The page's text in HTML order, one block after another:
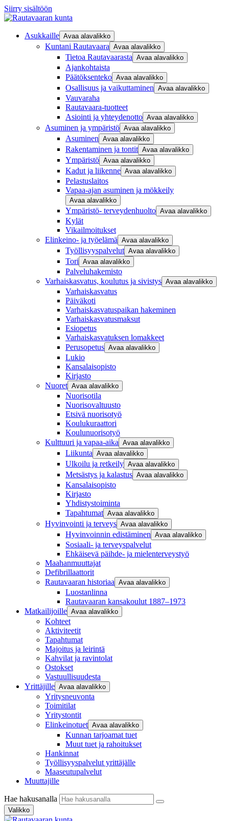
Siirry sisältöön
Asukkaille Avaa alavalikko
Kuntani Rautavaara Avaa alavalikko
Tietoa Rautavaarasta Avaa alavalikko
Ajankohtaista
Päätöksenteko Avaa alavalikko
Osallisuus ja vaikuttaminen Avaa alavalikko
Vauvaraha
Rautavaara-tuotteet
Asiointi ja yhteydenotto Avaa alavalikko
Asuminen ja ympäristö Avaa alavalikko
Asuminen Avaa alavalikko
Rakentaminen ja tontit Avaa alavalikko
Ympäristö Avaa alavalikko
Kadut ja liikenne Avaa alavalikko
Pelastuslaitos
Vapaa-ajan asuminen ja mökkeily
Avaa alavalikko
Ympäristö- terveydenhuolto Avaa alavalikko
Kylät
Vikailmoitukset
Elinkeino- ja työelämä Avaa alavalikko
Työllisyyspalvelut Avaa alavalikko
Tori Avaa alavalikko
Palveluhakemisto
Varhaiskasvatus, koulutus ja sivistys Avaa alavalikko
Varhaiskasvatus
Päiväkoti
Varhaiskasvatuspaikan hakeminen
Varhaiskasvatusmaksut
Esiopetus
Varhaiskasvatuksen lomakkeet
Perusopetus Avaa alavalikko
Lukio
Kansalaisopisto
Kirjasto
Nuoret Avaa alavalikko
Nuorisotila
Nuorisovaltuusto
Etsivä nuorisotyö
Koulukuraattori
Koulunuorisotyö
Kulttuuri ja vapaa-aika Avaa alavalikko
Liikunta Avaa alavalikko
Ulkoilu ja retkeily Avaa alavalikko
Metsästys ja kalastus Avaa alavalikko
Kansalaisopisto
Kirjasto
Yhdistystoiminta
Tapahtumat Avaa alavalikko
Hyvinvointi ja terveys Avaa alavalikko
Hyvinvoinnin edistäminen Avaa alavalikko
Sosiaali- ja terveyspalvelut
Ehkäisevä päihde- ja mielenterveystyö
Maahanmuuttajat
Defibrillaattorit
Rautavaaran historiaa Avaa alavalikko
Luostanlinna
Rautavaaran kansakoulut 1887–1973
Matkailijoille Avaa alavalikko
Kohteet
Aktiviteetit
Tapahtumat
Majoitus ja leirintä
Kahvilat ja ravintolat
Ostokset
Vastuullisuudesta
Yrittäjille Avaa alavalikko
Yritysneuvonta
Toimitilat
Yritystontit
Elinkeinotuet Avaa alavalikko
Kunnan tarjoamat tuet
Muut tuet ja rahoitukset
Hankinnat
Työllisyyspalvelut yrittäjälle
Maaseutupalvelut
Muuttajille
Hae hakusanalla
Valikko